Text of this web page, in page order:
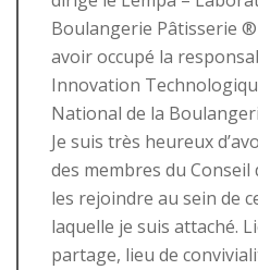
Boulangerie Pâtisserie
avoir occupé la
Innovation
National de la
Je suis très heureux
des membres du
les rejoindre au sein de
laquelle je suis attaché.
partage, lieu de